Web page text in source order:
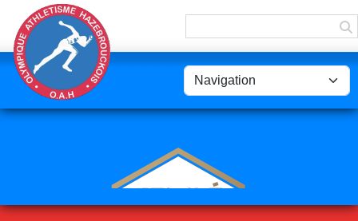
Panneau de gestion des cookies